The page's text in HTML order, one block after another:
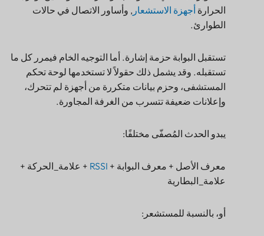
الطوارئ.
تستقبله. وقد يشمل ذلك حقولاً لا تستخدمها لوحة تحكم
المستشفى، وحزم بيانات متكررة من أجهزة لم تتحرك،
وإعلانات ضعيفة تتسرب من الغرفة المجاورة.
علامة_البطارية